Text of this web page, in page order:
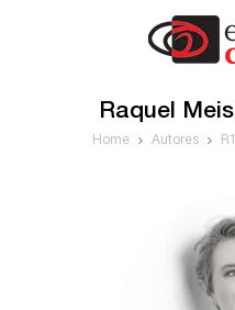
Raquel
Home Autores R1